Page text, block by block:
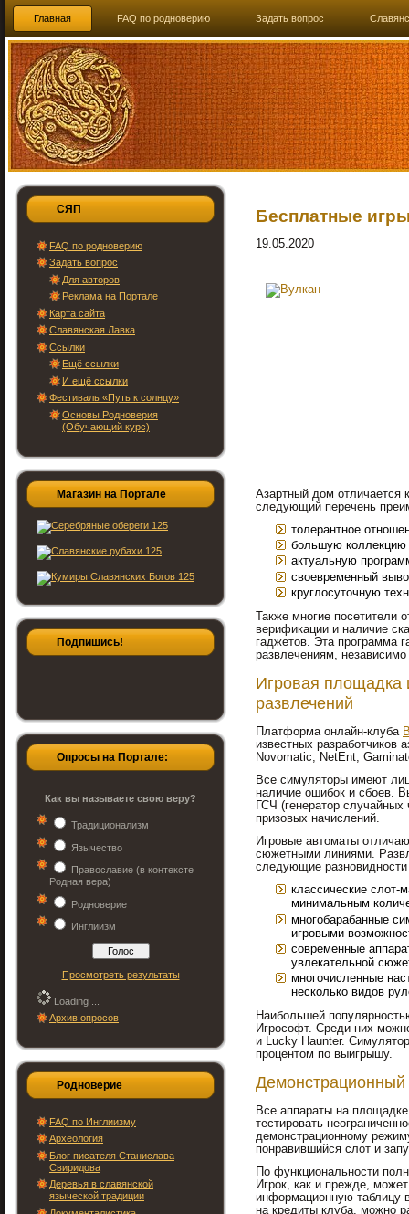
Главная FAQ по родноверию Задать вопрос
СЯП
FAQ по родноверию
Задать вопрос
Для авторов
Реклама на Портале
Карта сайта
Славянская Лавка
Ссылки
Ещё ссылки
И ещё ссылки
Фестиваль «Путь к солнцу»
Основы Родноверия
(Обучающий курс)
Магазин на Портале
Подпишись!
Опросы на Портале:
Как вы называете свою веру?
Традиционализм
Язычество
Православие (в контексте
Родная вера)
Родноверие
Инглиизм
Просмотреть результаты
Loading ...
Архив опросов
Родноверие
FAQ по Инглиизму
Археология
Блог писателя Станислава
Свиридова
Деревья в славянской
языческой традиции
Бесплатные
19.05.2020
Азартный дом отличается
следующий перечень
толерантное
большую коллекцию
актуальную
своевременный
круглосуточную
Также многие посетители
верификации и наличие
гаджетов. Эта программа
развлечениям,
Игровая площадка
развлечений
Платформа онлайн-клуба
известных разработчиков
Novomatic, NetEnt,
Все симуляторы имеют
наличие ошибок и сбоев.
ГСЧ (генератор случайных
призовых начислений.
Игровые автоматы
сюжетными линиями.
следующие разновидности
классические
минимальным
многобарабанные
игровыми
современные
увлекательной
многочисленные
несколько видов
Наибольшей
Игрософт. Среди них
и Lucky Haunter.
процентом по выигрышу.
Все аппараты на
тестировать
демонстрационному
понравившийся слот и
По функциональности
Игрок, как и прежде,
информационную таблицу
на кредиты клуба, можно